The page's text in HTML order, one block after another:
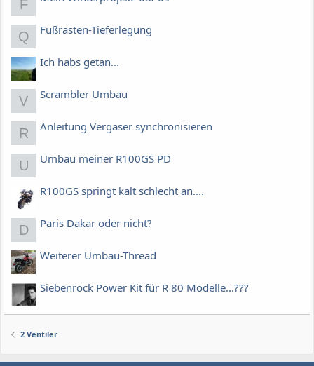
F
Q Fußrasten-Tieferlegung
Ich habs getan...
V Scrambler Umbau
R Anleitung Vergaser synchronisieren
U Umbau meiner R100GS PD
R100GS springt kalt schlecht an....
D Paris Dakar oder nicht?
Weiterer Umbau-Thread
Siebenrock Power Kit für R 80 Modelle...???
2 Ventiler